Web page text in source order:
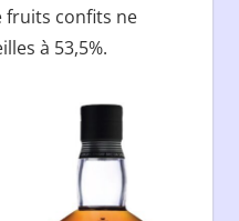
fruits confits ne
à 53,5%.